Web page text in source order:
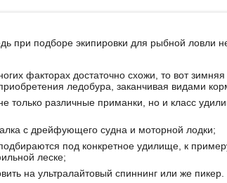
при подборе экипировки для рыбной ловли
факторах достаточно схожи, то вот зимняя
ледобура, заканчивая видами
различные приманки, но и класс
с дрейфующего судна и моторной лодки;
под конкретное удилище, к
леске;
на ультралайтовый спиннинг или же пикер.